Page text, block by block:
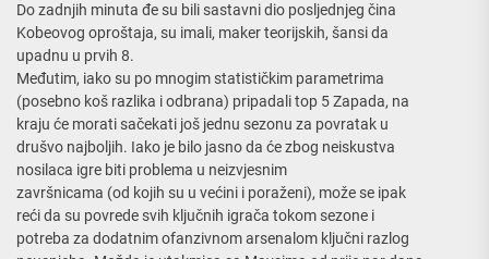
Do zadnjih minuta đe su bili sastavni dio posljednjeg čina
Kobeovog oproštaja, su imali, maker teorijskih, šansi da
upadnu u prvih 8.
Međutim, iako su po mnogim statističkim parametrima
(posebno koš razlika i odbrana) pripadali top 5 Zapada, na
kraju će morati sačekati još jednu sezonu za povratak u
drušvo najboljih. Iako je bilo jasno da će zbog neiskustva
nosilaca igre biti problema u neizvjesnim
završnicama (od kojih su u većini i poraženi), može se ipak
reći da su povrede svih ključnih igrača tokom sezone i
potreba za dodatnim ofanzivnom arsenalom ključni razlog